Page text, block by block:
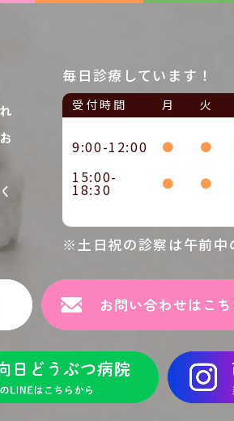
毎日診療しています！
受付時間 月 火
9:00-12:00 ● ●
15:00-
18:30 ● ●
※土日祝の診察は午前中